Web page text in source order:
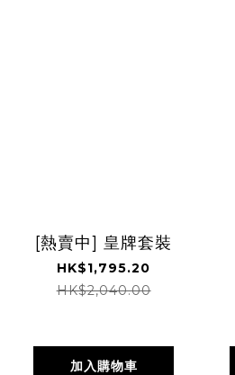
[熱賣中] 皇牌套裝
HK$1,795.20
HK$2,040.00
加入購物車